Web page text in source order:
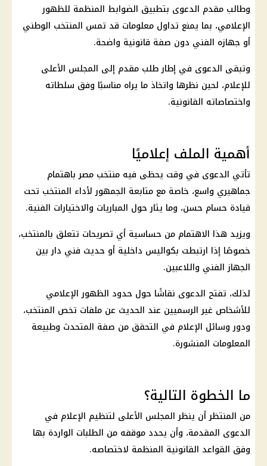
وطالب مقدم الدعوى بتطبيق الضوابط المنظمة للظهور
الإعلامي، بما يمنع تداول معلومات قد تمس المنتخب الوطني
أو جهازه الفني دون صفة قانونية واضحة.
وتبقى الدعوى في إطار طلب مقدم إلى المجلس الأعلى
للإعلام، لحين نظرها واتخاذ ما يراه مناسبًا وفق سلطاته
واختصاصاته القانونية.
أهمية الملف إعلاميًا
تأتي الدعوى في وقت يحظى فيه منتخب مصر باهتمام
جماهيري واسع، خاصة مع متابعة الجمهور لأداء المنتخب تحت
قيادة حسام حسن، وما يثار حول المباريات والاختيارات الفنية.
ويزيد هذا الاهتمام من حساسية أي تصريحات تتعلق بالمنتخب،
خصوصًا إذا ارتبطت بكواليس داخلية أو حديث فني دار بين
الجهاز الفني واللاعبين.
لذلك، تفتح الدعوى نقاشًا حول حدود الظهور الإعلامي
للأشخاص غير الرسميين عند الحديث عن ملفات تخص المنتخب،
ودور وسائل الإعلام في التحقق من صفة المتحدث وطبيعة
المعلومات المنشورة.
ما الخطوة التالية؟
من المنتظر أن ينظر المجلس الأعلى لتنظيم الإعلام في
الدعوى المقدمة، وأن يحدد موقفه من الطلبات الواردة بها
وفق القواعد القانونية المنظمة لاختصاصه.